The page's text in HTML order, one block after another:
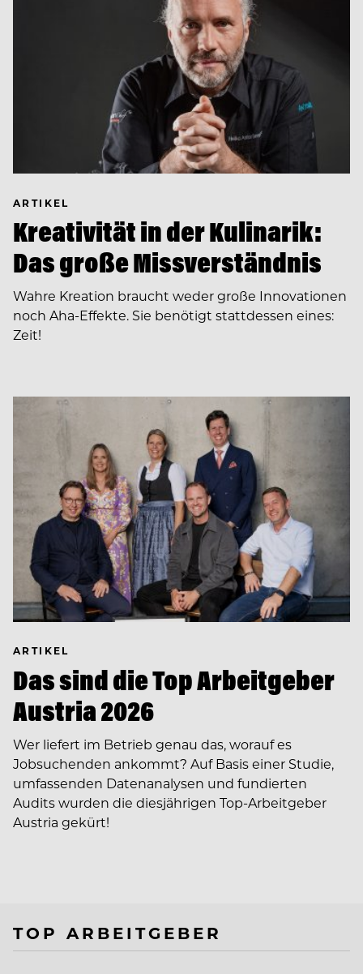
ARTIKEL
Kreativität in der Kulinarik:
Das große Missverständnis
Wahre Kreation braucht weder große Innovationen
noch Aha-Effekte. Sie benötigt stattdessen eines:
Zeit!
ARTIKEL
Das sind die Top Arbeitgeber
Austria 2026
Wer liefert im Betrieb genau das, worauf es
Jobsuchenden ankommt? Auf Basis einer Studie,
umfassenden Datenanalysen und fundierten
Audits wurden die diesjährigen Top-Arbeitgeber
Austria gekürt!
TOP ARBEITGEBER